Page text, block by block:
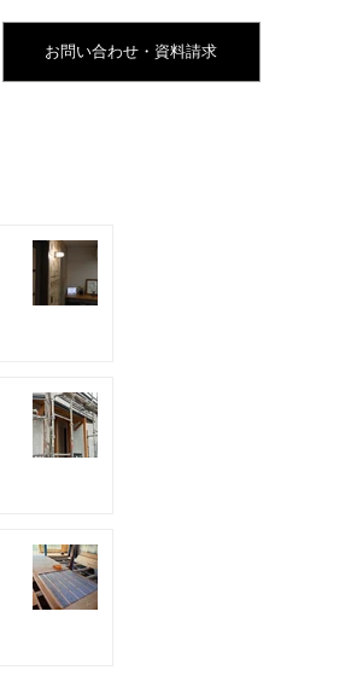
お問い合わせ・資料請求